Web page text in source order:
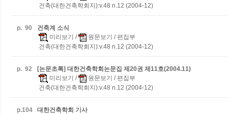
건축(대한건축학회지):v.48 n.12 (2004-12)
p. 90
건축계 소식
미리보기 / 원문보기 / 편집부
건축(대한건축학회지):v.48 n.12 (2004-12)
p. 92
[논문초록] 대한건축학회논문집 제20권 제11호(2004.11)
미리보기 / 원문보기 / 편집부
건축(대한건축학회지):v.48 n.12 (2004-12)
p.104
대한건축학회 기사